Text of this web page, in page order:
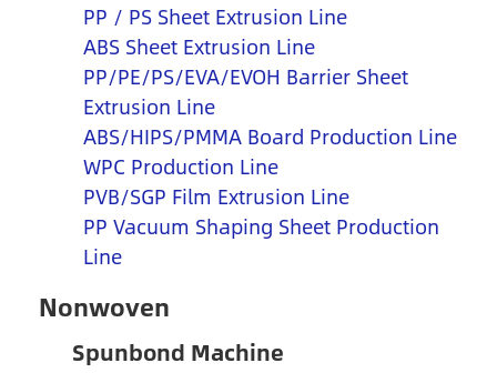
PP / PS Sheet Extrusion Line
ABS Sheet Extrusion Line
PP/PE/PS/EVA/EVOH Barrier Sheet
Extrusion Line
ABS/HIPS/PMMA Board Production Line
WPC Production Line
PVB/SGP Film Extrusion Line
PP Vacuum Shaping Sheet Production
Line
Nonwoven
Spunbond Machine